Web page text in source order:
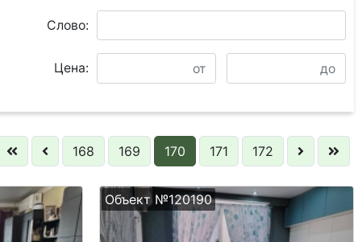
Слово:
Цена:
168 169 170 171 172
Объект №120190